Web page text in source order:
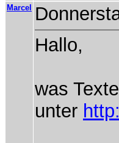
Marcel
Hallo,
was
unter